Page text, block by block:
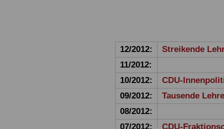
12/2012:
Streikende
11/2012:
10/2012:
CDU-
09/2012:
Tausende
08/2012:
07/2012:
CDU-